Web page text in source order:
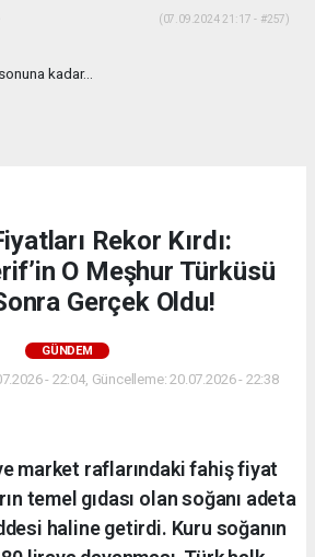
(07.09.2024 21:17 - #257)
kadar...
Rekor Kırdı:
O Meşhur Türküsü
Gerçek Oldu!
GÜNDEM
- 22:04, Güncelleme: 20.07.2026 - 22:38
market raflarındaki fahiş fiyat
temel gıdası olan soğanı adeta
haline getirdi. Kuru soğanın